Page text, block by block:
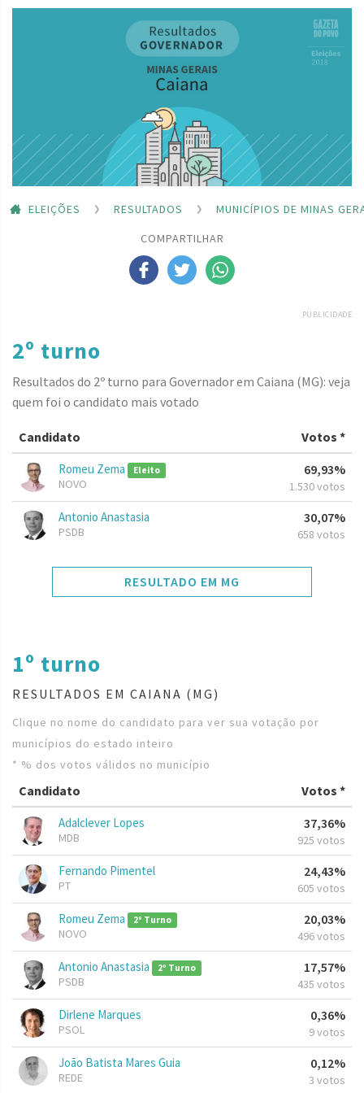
ELEIÇÕES RESULTADOS
MUNICÍPIOS DE MINAS
COMPARTILHAR
PUBLICIDADE
2º turno
Resultados do 2º turno para Governador em Caiana (MG): veja
quem foi o candidato mais votado
Candidato Votos *
Romeu Zema Eleito
NOVO
69,93%
1.530 votos
Antonio Anastasia
PSDB
30,07%
658 votos
RESULTADO EM MG
1º turno
RESULTADOS EM CAIANA (MG)
Clique no nome do candidato para ver sua votação por
municípios do estado inteiro
* % dos votos válidos no município
Candidato Votos *
Adalclever Lopes
MDB
37,36%
925 votos
Fernando Pimentel
PT
24,43%
605 votos
Romeu Zema 2º Turno
NOVO
20,03%
496 votos
Antonio Anastasia 2º Turno
PSDB
17,57%
435 votos
Dirlene Marques
PSOL
0,36%
9 votos
João Batista Mares Guia
REDE
0,12%
3 votos